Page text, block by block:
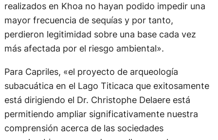
realizados en Khoa no hayan podido impedir una
mayor frecuencia de sequías y por tanto,
perdieron legitimidad sobre una base cada vez
más afectada por el riesgo ambiental».
Para Capriles, «el proyecto de arqueología
subacuática en el Lago Titicaca que exitosamente
está dirigiendo el Dr. Christophe Delaere está
permitiendo ampliar significativamente nuestra
comprensión acerca de las sociedades